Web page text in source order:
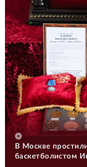
В Москве
баскетболистом